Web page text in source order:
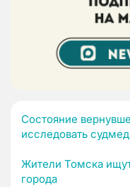
Состояние
исследовать
Жители Томска
города